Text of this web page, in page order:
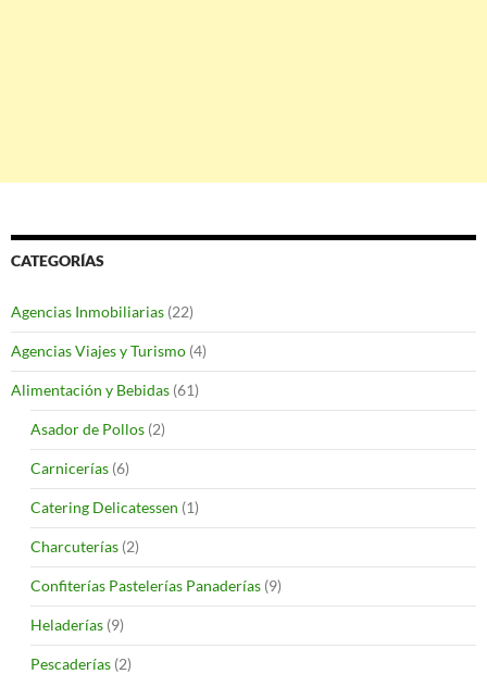
CATEGORÍAS
Agencias Inmobiliarias (22)
Agencias Viajes y Turismo (4)
Alimentación y Bebidas (61)
Asador de Pollos (2)
Carnicerías (6)
Catering Delicatessen (1)
Charcuterías (2)
Confiterías Pastelerías Panaderías (9)
Heladerías (9)
Pescaderías (2)